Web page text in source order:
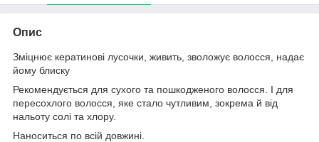
Опис
Зміцнює кератинові лусочки, живить, зволожує волосся, надає
йому блиску
Рекомендується для сухого та пошкодженого волосся. І для
пересохлого волосся, яке стало чутливим, зокрема й від
нальоту солі та хлору.
Наноситься по всій довжині.